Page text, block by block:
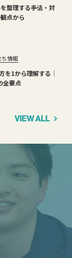
理する――手法・対
点から
ち情報
を1から理解する｜
全要点
VIEW ALL